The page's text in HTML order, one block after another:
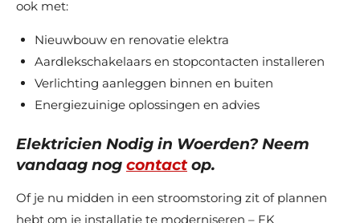
ook met:
Nieuwbouw en renovatie elektra
Aardlekschakelaars en stopcontacten installeren
Verlichting aanleggen binnen en buiten
Energiezuinige oplossingen en advies
Elektricien Nodig in Woerden? Neem
vandaag nog contactop.
Of je nu midden in een stroomstoring zit of plannen
hebt om je installatie te moderniseren – FK